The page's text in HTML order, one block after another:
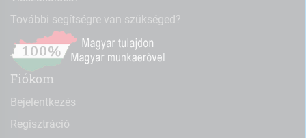
További segítségre van szükséged?
Fiókom
Bejelentkezés
Regisztráció